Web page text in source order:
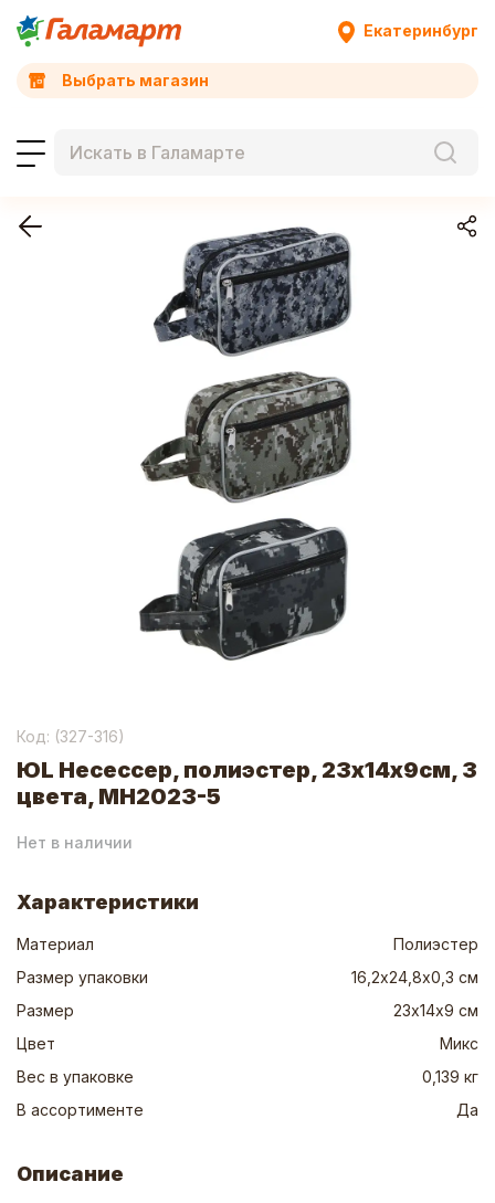
Екатеринбург
Выбрать магазин
Код: (327-316)
ЮL Несессер, полиэстер, 23х14х9см, 3
цвета, МН2023-5
Нет в наличии
Характеристики
Материал
Полиэстер
Размер упаковки
16,2х24,8х0,3 см
Размер
23х14х9 см
Цвет
Микс
Вес в упаковке
0,139 кг
В ассортименте
Да
Описание